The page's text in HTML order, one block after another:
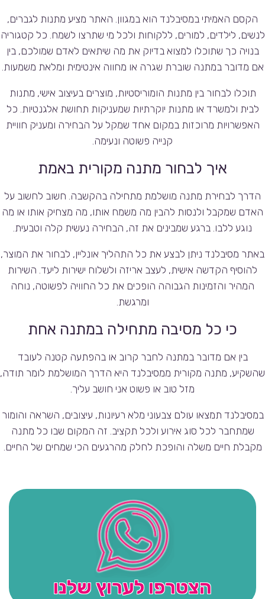
הקסם האמיתי במסיבלנד הוא במגוון. האתר מציע מתנות לגברים,
לנשים, לילדים, למורים, ללקוחות ולכל מי שתרצו לשמח. כל קטגוריה
בנויה כך שתוכלו למצוא בדיוק את מה שיתאים לאדם שמולכם, בין
אם מדובר במתנה שוברת שגרה או מחווה אינטימית ומלאת משמעות.
תוכלו לבחור בין מתנות הומוריסטיות, מוצרים בעיצוב אישי, מתנות
לבית ולמשרד או מתנות יוקרתיות שמעניקות תחושת אלגנטיות. כל
האפשרויות מרוכזות במקום אחד שמקל על הבחירה ומעניק חוויית
קנייה פשוטה ונעימה.
איך לבחור מתנה מקורית באמת
הדרך לבחירת מתנה מושלמת מתחילה בהקשבה. חשוב לחשוב על
האדם שמקבל ולנסות להבין מה משמח אותו, מה מצחיק אותו או מה
נוגע ללבו. ברגע שמבינים את זה, הבחירה נעשית קלה וטבעית.
באתר מסיבלנד ניתן לבצע את כל התהליך אונליין, לבחור את המוצר,
להוסיף הקדשה אישית, לעצב אריזה ולשלוח ישירות ליעד. השירות
המהיר והזמינות הגבוהה הופכים את כל החוויה לפשוטה, נוחה
ומרגשת.
כי כל מסיבה מתחילה במתנה אחת
בין אם מדובר במתנה לחבר קרוב או בהפתעה קטנה לעובד
שהשקיע, מתנה מקורית ממסיבלנד היא הדרך המושלמת לומר תודה,
מזל טוב או פשוט אני חושב עליך.
במסיבלנד תמצאו עולם צבעוני מלא רעיונות, עיצובים, השראה והומור
שמתחבר לכל סוג אירוע ולכל תקציב. זה המקום שבו כל מתנה
מקבלת חיים משלה והופכת לחלק מהרגעים הכי שמחים של החיים.
הצטרפו לערוץ שלנו